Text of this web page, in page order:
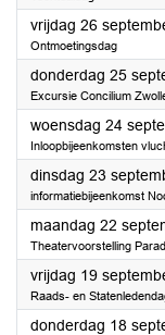
vrijdag 26
Ontmoetingsdag
donderdag 25
Excursie Concilium
woensdag 24
Inloopbijeenkomsten
dinsdag 23
informatiebijeenkomst
maandag 22
Theatervoorstelling
vrijdag 19
Raads- en
donderdag 18